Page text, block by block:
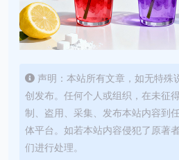
声明：本站所有文章，如无特殊
创发布。任何个人或组织，在未征
制、盗用、采集、发布本站内容到
体平台。如若本站内容侵犯了原著
们进行处理。